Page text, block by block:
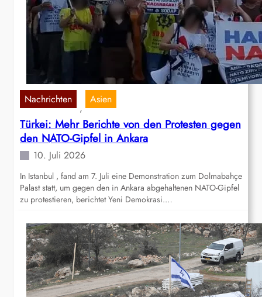
Nachrichten
,
Asien
Türkei: Mehr Berichte von den Protesten gegen
den NATO-Gipfel in Ankara
10. Juli 2026
In Istanbul , fand am 7. Juli eine Demonstration zum Dolmabahçe
Palast statt, um gegen den in Ankara abgehaltenen NATO-Gipfel
zu protestieren, berichtet Yeni Demokrasi.…